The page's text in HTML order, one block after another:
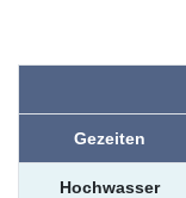
Gezeiten
Hochwasser